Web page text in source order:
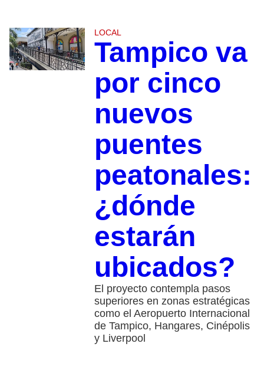
LOCAL
Tampico va
por cinco
nuevos
puentes
peatonales:
¿dónde
estarán
ubicados?
El proyecto contempla pasos
superiores en zonas estratégicas
como el Aeropuerto Internacional
de Tampico, Hangares, Cinépolis
y Liverpool